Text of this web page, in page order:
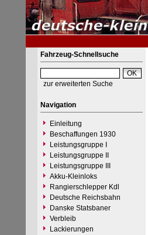
Fahrzeug-Schnellsuche
zur erweiterten Suche
Navigation
Einleitung
Beschaffungen 1930
Leistungsgruppe I
Leistungsgruppe II
Leistungsgruppe III
Akku-Kleinloks
Rangierschlepper Kdl
Deutsche Reichsbahn
Danske Statsbaner
Verbleib
Lackierungen